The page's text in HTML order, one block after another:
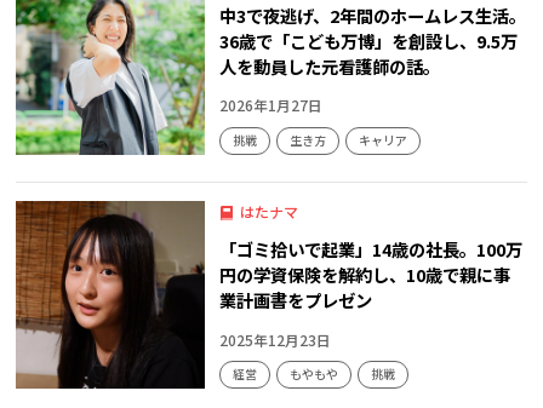
中3で夜逃げ、2年間のホームレス生活。
36歳で「こども万博」を創設し、9.5万
人を動員した元看護師の話。
2026年1月27日
挑戦 生き方 キャリア
はたナマ
「ゴミ拾いで起業」14歳の社長。100万
円の学資保険を解約し、10歳で親に事
業計画書をプレゼン
2025年12月23日
経営 もやもや 挑戦